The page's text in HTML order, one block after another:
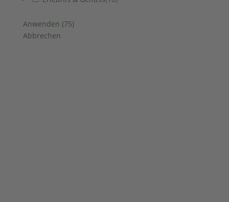
Anwenden (75)
Abbrechen